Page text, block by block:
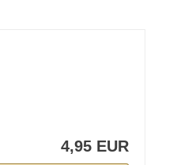
4,95 EUR